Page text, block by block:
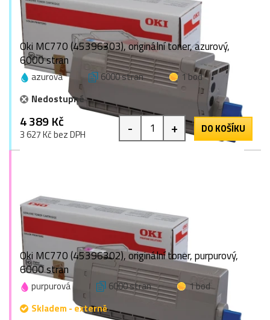
Oki MC770 (45396303), originální toner, azurový,
6000 stran
azurová 6000 stran
1 bod
Nedostupné
4 389 Kč
3 627 Kč bez DPH - + DO KOŠÍKU
Oki MC770 (45396302), originální toner, purpurový,
6000 stran
purpurová 6000 stran
1 bod
Skladem - externě